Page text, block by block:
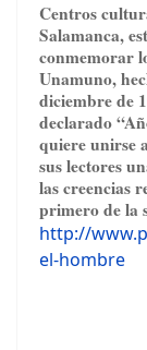
Centros
Salamanca,
conmemorar
Unamuno,
diciembre de
declarado
quiere unirse
sus lectores
las creencias
primero de la
http://
el-hombre